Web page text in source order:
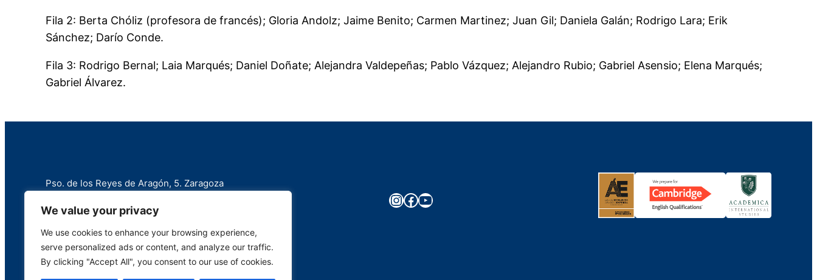
We value your privacy
We use cookies to enhance your browsing experience,
serve personalized ads or content, and analyze our traffic.
By clicking "Accept All", you consent to our use of cookies.
Fila 2: Berta Chóliz (profesora de francés); Gloria Andolz; Jaime Benito; Carmen Martinez; Juan Gil; Daniela Galán; Rodrigo Lara; Erik
Sánchez; Darío Conde.
Fila 3: Rodrigo Bernal; Laia Marqués; Daniel Doñate; Alejandra Valdepeñas; Pablo Vázquez; Alejandro Rubio; Gabriel Asensio; Elena Marqués;
Gabriel Álvarez.
Pso. de los Reyes de Aragón, 5. Zaragoza
Instagram
Facebook
YouTube